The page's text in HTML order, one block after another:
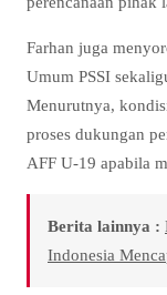
Farhan juga
Umum PSSI
Menurutnya,
proses dukungan
AFF U-19 apabila
Berita lainnya :
Indonesia